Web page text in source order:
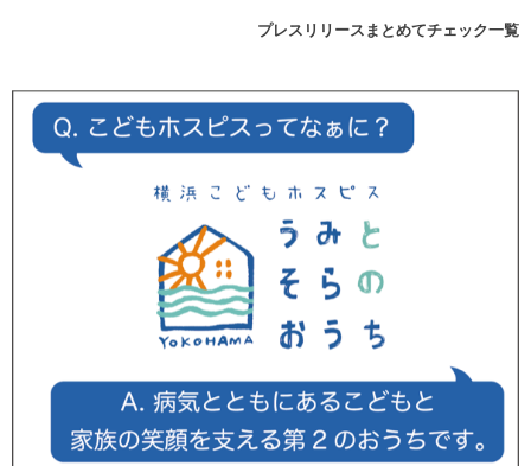
プレスリリースまとめてチェック一覧